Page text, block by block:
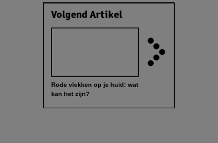
Volgend Artikel
Rode vlekken op je huid: wat
kan het zijn?